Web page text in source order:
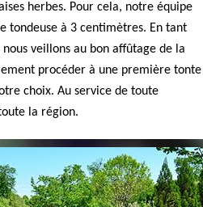
herbes. Pour cela, notre équipe
tondeuse à 3 centimètres. En tant
veillons au bon affûtage de la
procéder à une première tonte
choix. Au service de toute
la région.